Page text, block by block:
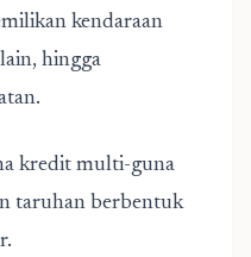
kendaraan
hingga
kredit multi-guna
taruhan berbentuk